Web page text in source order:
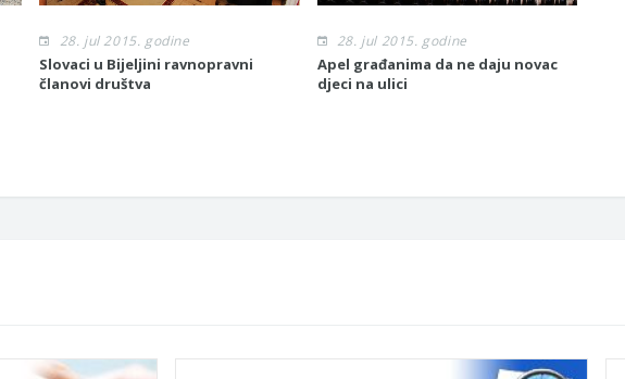
28. jul 2015. godine
Slovaci u Bijeljini ravnopravni
članovi društva
28. jul 2015. godine
Apel građanima da ne daju novac
djeci na ulici